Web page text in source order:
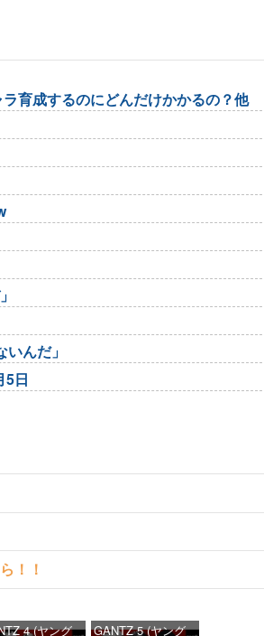
育成するのにどんだけかかるの？他
んだ」
5日
！！
4 (ヤング
GANTZ 5 (ヤング